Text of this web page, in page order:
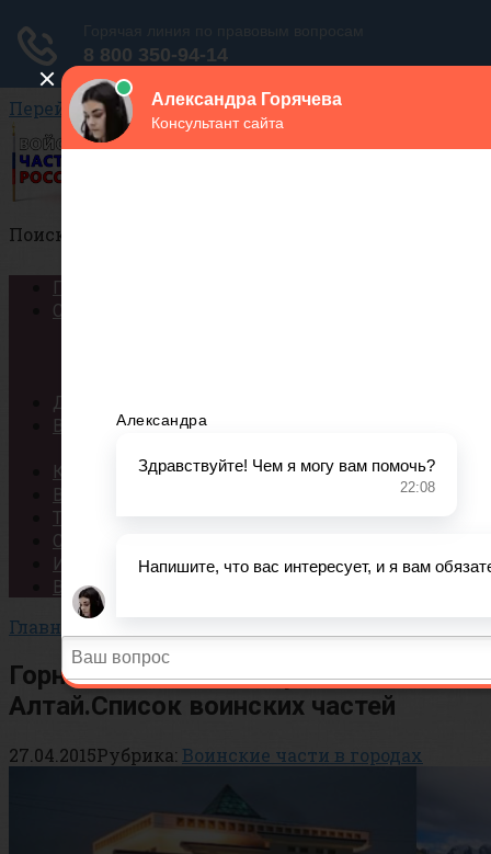
Перейти к контенту
Поиск:
Города
Структура
ДМБ
ВУЗы
Контракт
Вопросы
Тесты
Статьи
История
Важно!
Главная
Горно-Алтайск и Республика
Алтай.Список воинских частей
27.04.2015Рубрика: Воинские части в городах